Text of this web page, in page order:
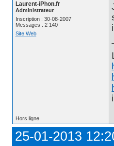
Laurent-iPhon.fr
Administrateur
Inscription : 30-08-2007
Messages : 2 140
Site Web
Hors ligne
25-01-2013